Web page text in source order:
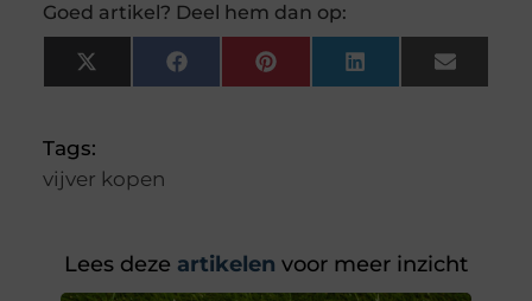
Goed artikel? Deel hem dan op:
X
(Twitter)
FacebookPinterestLinkedInEmail
Tags:
vijver kopen
Lees deze artikelen voor meer inzicht